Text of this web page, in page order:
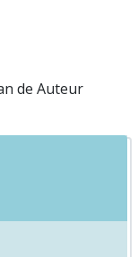
de Auteur